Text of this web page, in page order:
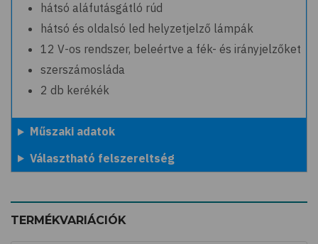
hátsó aláfutásgátló rúd
hátsó és oldalsó led helyzetjelző lámpák
12 V-os rendszer, beleértve a fék- és irányjelzőket
szerszámosláda
2 db kerékék
Műszaki adatok
Választható felszereltség
TERMÉKVARIÁCIÓK